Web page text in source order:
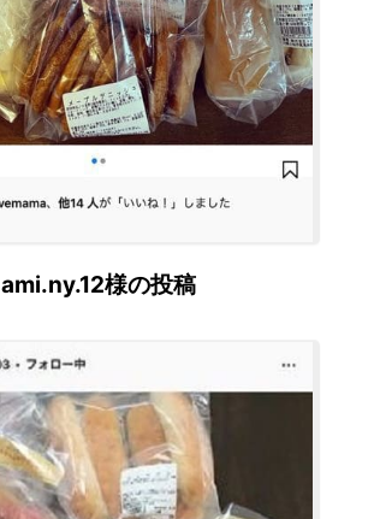
ami.ny.12様の投稿